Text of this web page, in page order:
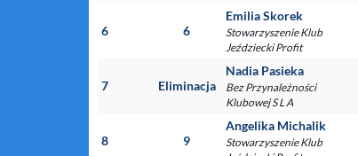
6 6
Emilia Skorek
Stowarzyszenie Klub
Jeździecki Profit
7 Eliminacja
Nadia Pasieka
Bez Przynależności
Klubowej S L A
8 9
Angelika Michalik
Stowarzyszenie Klub